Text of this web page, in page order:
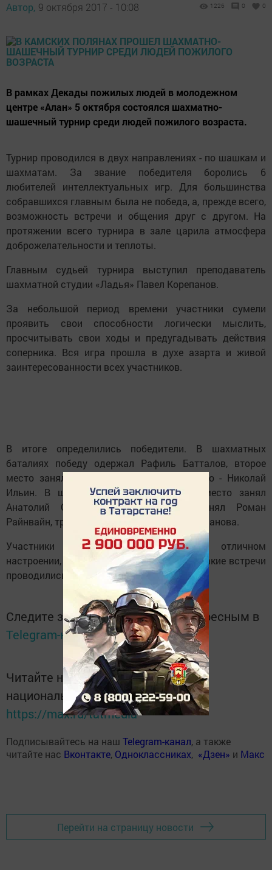
Автор, 9 октября 2017 - 10:08 1226 0 0
В рамках Декады пожилых людей в молодежном
центре «Алан» 5 октября состоялся шахматно-
шашечный турнир среди людей пожилого возраста.
Турнир проводился в двух направлениях - по шашкам и
шахматам. За звание победителя боролись 6
любителей интеллектуальных игр. Для большинства
собравшихся главным была не победа, а, прежде всего,
возможность встречи и общения друг с другом. На
протяжении всего турнира в зале царила атмосфера
доброжелательности и теплоты.
Главным судьей турнира выступил преподаватель
шахматной студии «Ладья» Павел Корепанов.
За небольшой период времени участники сумели
проявить свои способности логически мыслить,
просчитывать свои ходы и предугадывать действия
соперника. Вся игра прошла в духе азарта и живой
заинтересованности всех участников.
В итоге определились победители. В шахматных
баталиях победу одержал Рафиль Батталов, второе
место занял Мисхат Нуриев, третье место - Николай
Ильин. В шашечном поединке первое место занял
Анатолий Старовойтенко, 2 место занял Роман
Райнвайн, третье место заняла Гульнур Усманова.
Участники турнира покинули зал в отличном
настроении, высказав пожелание, чтобы такие встречи
проводились как можно чаще.
Следите за самым важным и интересным в
Telegram-каналеТатмедиа
Читайте новости Татарстана в
национальном мессенджере MАХ:
https://max.ru/tatmedia
Подписывайтесь на наш Telegram-канал, а также
читайте нас Вконтакте, Одноклассниках, «Дзен» и Макс
Перейти на страницу новости